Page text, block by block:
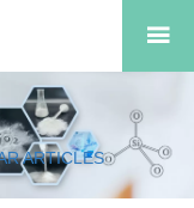

ARTICLES